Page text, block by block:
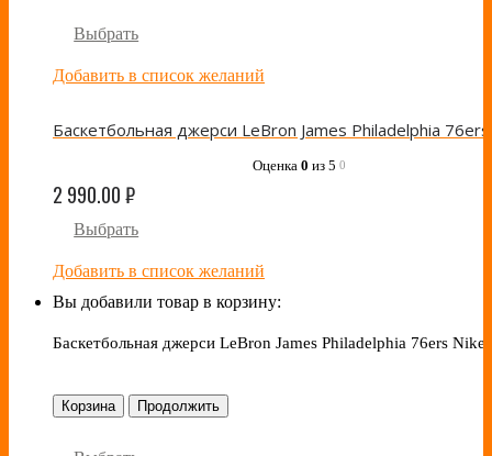
Выбрать
Добавить в список желаний
Оценка 0 из 5 0
2 990.00₽
Выбрать
Добавить в список желаний
Вы добавили товар в корзину:
Баскетбольная джерси LeBron James Philadelphia 76ers Nike
Корзина Продолжить